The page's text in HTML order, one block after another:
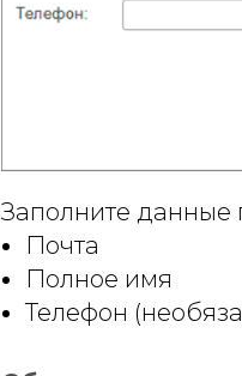
Заполните данные
Почта
Полное имя
Телефон